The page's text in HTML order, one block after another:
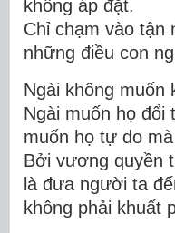
không áp đặt.
Chỉ chạm vào tận
những điều con
Ngài không muốn
Ngài muốn họ đổi
muốn họ tự do
Bởi vương quyền
là đưa người ta
không phải khuất